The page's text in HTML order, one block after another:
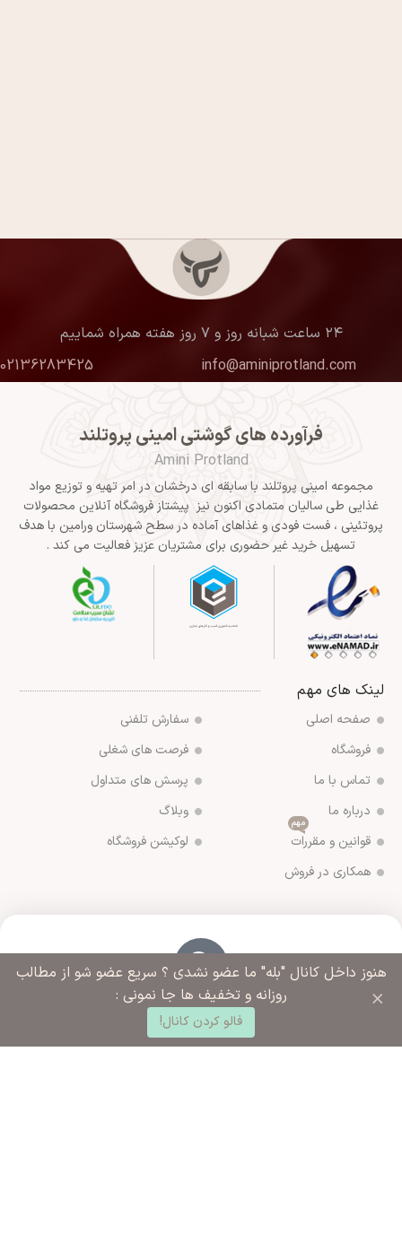
۲۴ ساعت شبانه روز و ۷ روز هفته همراه شماییم
info@aminiprotland.com
02136283425
فرآورده های گوشتی امینی پروتلند
Amini Protland
مجموعه امینی پروتلند با سابقه ای درخشان در امر تهیه و توزیع مواد
غذایی طی سالیان متمادی اکنون نیز پیشتاز فروشگاه آنلاین محصولات
پروتئینی ، فست فودی و غذاهای آماده در سطح شهرستان ورامین با هدف
تسهیل خرید غیر حضوری برای مشتریان عزیز فعالیت می کند .
لینک های مهم
صفحه اصلی
فروشگاه
تماس با ما
درباره ما
قوانین و مقررات
مهم
همکاری در فروش
سفارش تلفنی
فرصت های شغلی
پرسش های متداول
وبلاگ
لوکیشن فروشگاه
آدرس فروشگاه
ورامین مجتمع ادارات خیابان آزادگان روبروی خیابان ملاهادی
سبزواری نبش کوچه شهید رضایی
هنوز داخل کانال "بله" ما عضو نشدی ؟ سریع عضو شو از مطالب
روزانه و تخفیف ها جا نمونی :
فالو کردن کانال!
×